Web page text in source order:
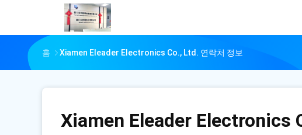
홈 Xiamen Eleader Electronics Co., Ltd. 연락처 정보
Xiamen Eleader Electronics